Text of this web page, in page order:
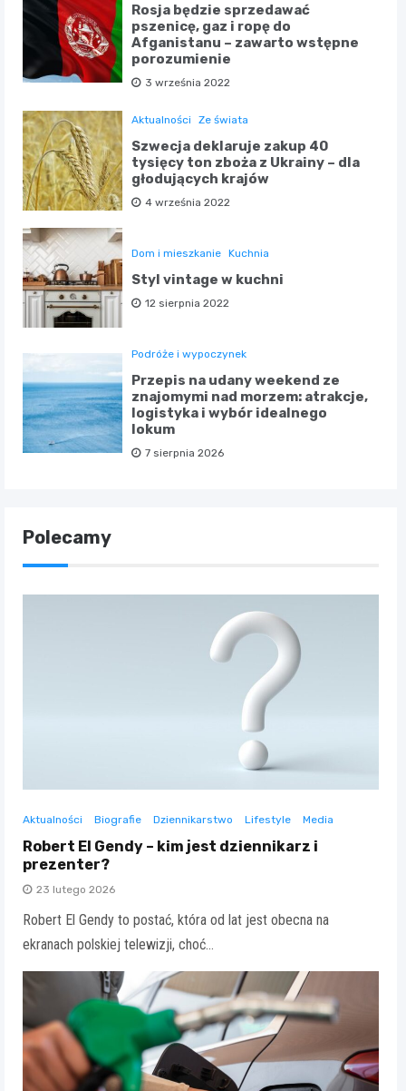
Rosja będzie sprzedawać
pszenicę, gaz i ropę do
Afganistanu – zawarto wstępne
porozumienie
3 września 2022
Aktualności Ze świata
Szwecja deklaruje zakup 40
tysięcy ton zboża z Ukrainy – dla
głodujących krajów
4 września 2022
Dom i mieszkanie Kuchnia
Styl vintage w kuchni
12 sierpnia 2022
Podróże i wypoczynek
Przepis na udany weekend ze
znajomymi nad morzem: atrakcje,
logistyka i wybór idealnego
lokum
7 sierpnia 2026
Polecamy
Aktualności Biografie Dziennikarstwo Lifestyle Media
Robert El Gendy – kim jest dziennikarz i
prezenter?
23 lutego 2026
Robert El Gendy to postać, która od lat jest obecna na
ekranach polskiej telewizji, choć…